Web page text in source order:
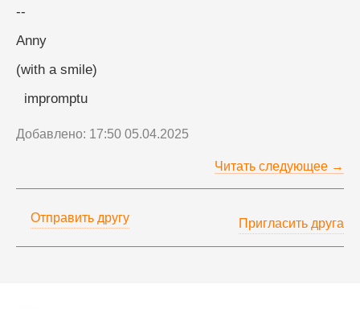
--
Anny
(with a smile)
  impromptu
Добавлено: 17:50 05.04.2025
Читать следующее →
Отправить другу Пригласить друга